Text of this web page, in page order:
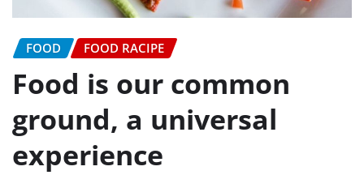
FOOD FOOD RACIPE
Food is our common
ground, a universal
experience